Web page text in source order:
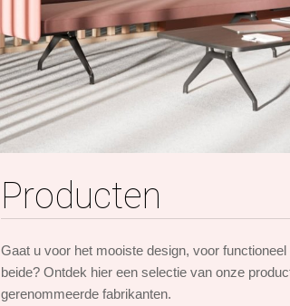
Producten
Gaat u voor het mooiste design, voor
beide? Ontdek hier een selectie van onze
gerenommeerde fabrikanten.